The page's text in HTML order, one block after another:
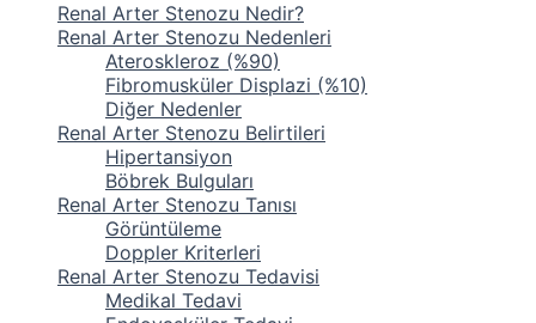
Renal Arter Stenozu Nedir?
Renal Arter Stenozu Nedenleri
Ateroskleroz (%90)
Fibromusküler Displazi (%10)
Diğer Nedenler
Renal Arter Stenozu Belirtileri
Hipertansiyon
Böbrek Bulguları
Renal Arter Stenozu Tanısı
Görüntüleme
Doppler Kriterleri
Renal Arter Stenozu Tedavisi
Medikal Tedavi